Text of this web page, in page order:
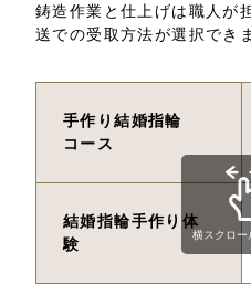
鋳造作業と仕上げは職人が
送での受取方法が選択でき
手作り結婚指輪
コース
結婚指輪手作り体
験
横スクロー